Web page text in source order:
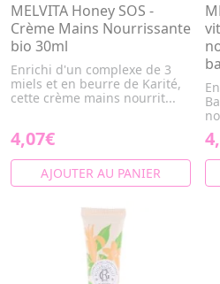
MELVITA Honey SOS -
Crème Mains Nourrissante
bio 30ml
Enrichi d'un complexe de 3
miels et en beurre de Karité,
cette crème mains nourrit...
4,07€
AJOUTER AU PANIER